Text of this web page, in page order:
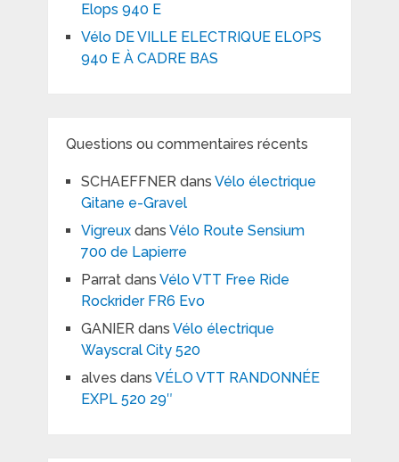
Elops 940 E
Vélo DE VILLE ELECTRIQUE ELOPS
940 E À CADRE BAS
Questions ou commentaires récents
SCHAEFFNERdans Vélo électrique
Gitane e-Gravel
Vigreuxdans Vélo Route Sensium
700 de Lapierre
Parratdans Vélo VTT Free Ride
Rockrider FR6 Evo
GANIERdans Vélo électrique
Wayscral City 520
alves dans VÉLO VTT RANDONNÉE
EXPL 520 29″